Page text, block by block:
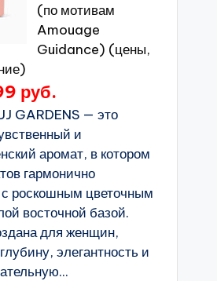
(по мотивам
Amouage
Guidance) (цены,
руб.
GARDENS — это
и
аромат, в котором
гармонично
с роскошным цветочным
восточной базой.
для женщин,
элегантность и